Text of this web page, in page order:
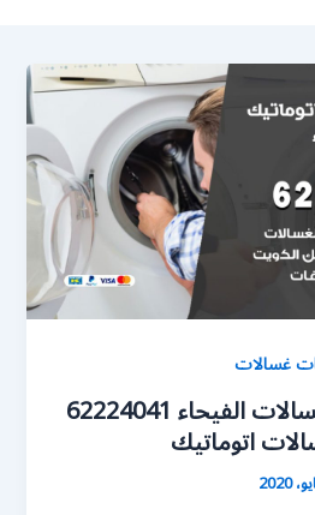
غسالات
خدمة صيانة غسالات الفيحاء 62224041
اتوماتيك